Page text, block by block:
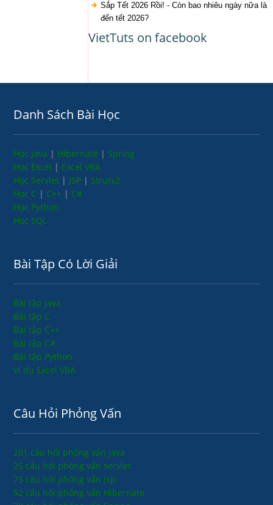
Sắp Tết 2026 Rồi! - Còn bao nhiêu ngày nữa là
đến tết 2026?
VietTuts on facebook
Danh Sách Bài Học
Học Java | Hibernate | Spring
Học Excel | Excel VBA
Học Servlet | JSP | Struts2
Học C | C++ | C#
Học Python
Học SQL
Bài Tập Có Lời Giải
Bài tập Java
Bài tập C
Bài tập C++
Bài tập C#
Bài tập Python
Ví dụ Excel VBA
Câu Hỏi Phỏng Vấn
201 câu hỏi phỏng vấn java
25 câu hỏi phỏng vấn servlet
75 câu hỏi phỏng vấn jsp
52 câu hỏi phỏng vấn Hibernate